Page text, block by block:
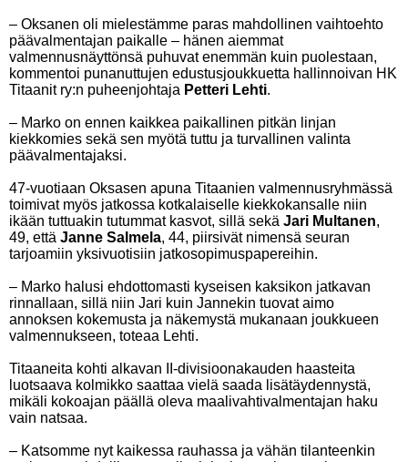
– Oksanen oli mielestämme paras mahdollinen vaihtoehto
päävalmentajan paikalle – hänen aiemmat
valmennusnäyttönsä puhuvat enemmän kuin puolestaan,
kommentoi punanuttujen edustusjoukkuetta hallinnoivan HK
Titaanit ry:n puheenjohtaja Petteri Lehti.
– Marko on ennen kaikkea paikallinen pitkän linjan
kiekkomies sekä sen myötä tuttu ja turvallinen valinta
päävalmentajaksi.
47-vuotiaan Oksasen apuna Titaanien valmennusryhmässä
toimivat myös jatkossa kotkalaiselle kiekkokansalle niin
ikään tuttuakin tutummat kasvot, sillä sekä Jari Multanen,
49, että Janne Salmela, 44, piirsivät nimensä seuran
tarjoamiin yksivuotisiin jatkosopimuspapereihin.
– Marko halusi ehdottomasti kyseisen kaksikon jatkavan
rinnallaan, sillä niin Jari kuin Jannekin tuovat aimo
annoksen kokemusta ja näkemystä mukanaan joukkueen
valmennukseen, toteaa Lehti.
Titaaneita kohti alkavan II-divisioonakauden haasteita
luotsaava kolmikko saattaa vielä saada lisätäydennystä,
mikäli kokoajan päällä oleva maalivahtivalmentajan haku
vain natsaa.
– Katsomme nyt kaikessa rauhassa ja vähän tilanteenkin